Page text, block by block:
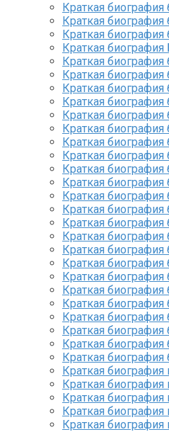
Краткая
Краткая биография
Краткая биография
Краткая
Краткая биография
Краткая биография
Краткая биография
Краткая биография
Краткая биография
Краткая биография
Краткая биография
Краткая биография
Краткая биография
Краткая
Краткая биография
Краткая биография
Краткая
Краткая биография
Краткая
Краткая биография
Краткая биография
Краткая биография
Краткая биография
Краткая
Краткая биография
Краткая биография
Краткая
Краткая биография
Краткая биография
Краткая
Краткая биография
Краткая